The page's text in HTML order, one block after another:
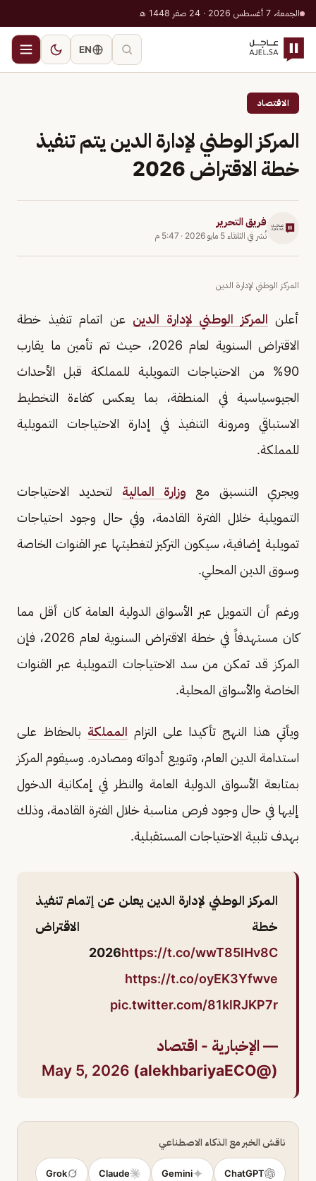
الجمعة، 7 أغسطس 2026 · 24 صفر 1448 هـ
EN
الاقتصاد
المركز الوطني لإدارة الدين يتم تنفيذ
خطة الاقتراض 2026
فريق التحرير
نُشر في الثلاثاء 5 مايو 2026 · 5:47 م
المركز الوطني لإدارة الدين
​​أعلن المركز الوطني لإدارة الدين عن اتمام تنفيذ خطة
الاقتراض السنوية لعام 2026، حيث تم تأمين ما يقارب
90% من الاحتياجات التمويلية للمملكة قبل الأحداث
الجيوسياسية في المنطقة، بما يعكس كفاءة التخطيط
الاستباقي ومرونة التنفيذ في إدارة الاحتياجات التمويلية
للمملكة.
ويجري التنسيق مع وزارة المالية لتحديد الاحتياجات
التمويلية خلال الفترة القادمة، وفي حال وجود احتياجات
تمويلية إضافية، سيكون التركيز لتغطيتها عبر القنوات الخاصة
وسوق الدين المحلي.
ورغم أن التمويل عبر الأسواق الدولية العامة كان أقل مما
كان مستهدفاً في خطة الاقتراض السنوية لعام 2026، فإن
المركز قد تمكن من سد الاحتياجات التمويلية عبر القنوات
الخاصة والأسواق المحلية.
ويأتي هذا النهج تأكيدا على التزام المملكة بالحفاظ على
استدامة الدين العام، وتنويع أدواته ومصادره. وسيقوم المركز
بمتابعة الأسواق الدولية العامة والنظر في إمكانية الدخول
إليها في حال وجود فرص مناسبة خلال الفترة القادمة، وذلك
بهدف تلبية الاحتياجات المستقبلية.
المركز الوطني لإدارة الدين يعلن عن إتمام تنفيذ
خطة الاقتراض
2026https://t.co/wwT85lHv8C
https://t.co/oyEK3Yfwve
pic.twitter.com/81klRJKP7r
— الإخبارية - اقتصاد
(@alekhbariyaECO)
May 5, 2026
ناقش الخبر مع الذكاء الاصطناعي
ChatGPT
Gemini
Claude
Grok